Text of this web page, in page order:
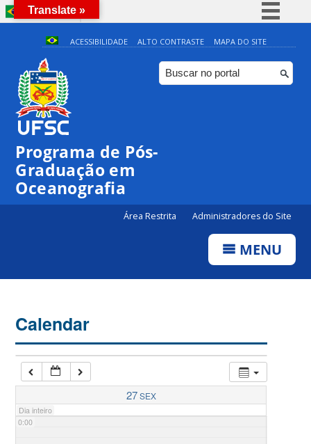
BRASIL
Simplifique!
Comunica BR
Participe
ACESSIBILIDADE ALTO CONTRASTE MAPA DO SITE
Programa de Pós-
Graduação em
Oceanografia
Área Restrita Administradores do Site
MENU
Calendar
27SEX
Dia inteiro
0:00
Translate »